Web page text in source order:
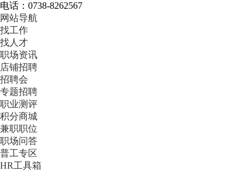
电话：0738-8262567
网站导航
找工作
找人才
职场资讯
店铺招聘
招聘会
专题招聘
职业测评
积分商城
兼职职位
职场问答
普工专区
HR工具箱